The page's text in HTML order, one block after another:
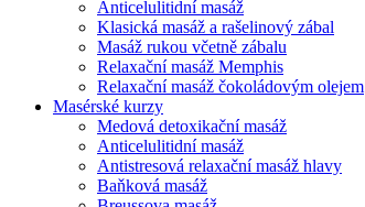
Anticelulitidní masáž
Klasická masáž a rašelinový zábal
Masáž rukou včetně zábalu
Relaxační masáž Memphis
Relaxační masáž čokoládovým olejem
Masérské kurzy
Medová detoxikační masáž
Anticelulitidní masáž
Antistresová relaxační masáž hlavy
Baňková masáž